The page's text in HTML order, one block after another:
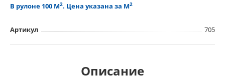
В рулоне 100 М2. Цена указана за М2
Артикул 705
Описание